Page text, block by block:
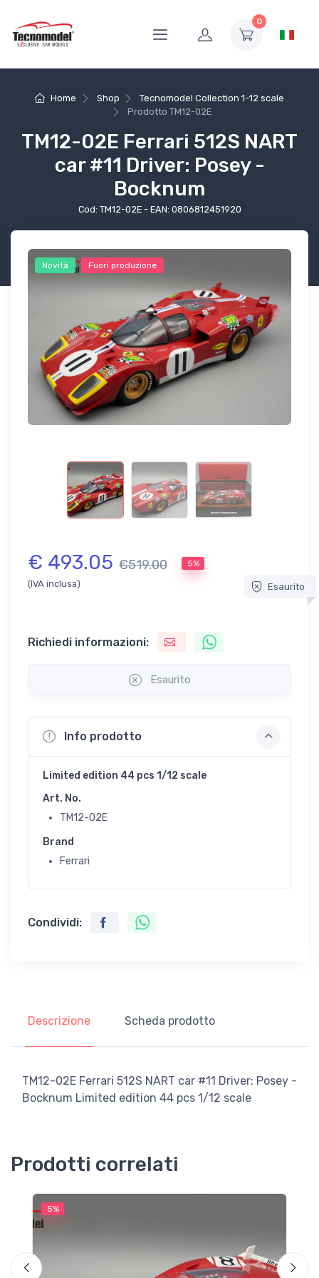
0
Home Shop
Tecnomodel Collection 1-12 scale
Prodotto TM12-02E
TM12-02E Ferrari 512S NART
car #11 Driver: Posey -
Bocknum
Cod: TM12-02E - EAN: 0806812451920
Novità Fuori produzione
€ 493.05 €519.00 5%
(IVA inclusa) Esaurito
Richiedi informazioni:
Esaurito
Info prodotto
Limited edition 44 pcs 1/12 scale
Art. No.
TM12-02E
Brand
Ferrari
Condividi:
Descrizione Scheda prodotto
TM12-02E Ferrari 512S NART car #11 Driver: Posey -
Bocknum Limited edition 44 pcs 1/12 scale
Prodotti correlati
5%